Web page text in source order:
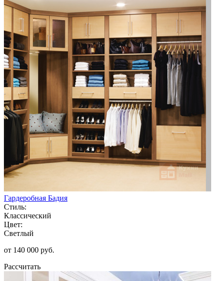
Гардеробная Бадия
Стиль:
Классический
Цвет:
Светлый
от 140 000 руб.
Рассчитать